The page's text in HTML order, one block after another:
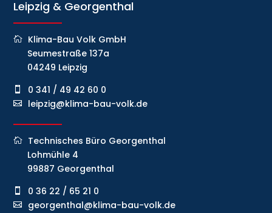
Leipzig & Georgenthal
Klima-Bau Volk GmbH
Seumestraße 137a
04249 Leipzig
0 341 / 49 42 60 0
leipzig@klima-bau-volk.de
Technisches Büro Georgenthal
Lohmühle 4
99887 Georgenthal
0 36 22 / 65 21 0
georgenthal@klima-bau-volk.de